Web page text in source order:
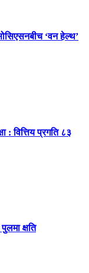
‘वन हेल्थ’
: वित्तिय प्रगति ८३
क्षति